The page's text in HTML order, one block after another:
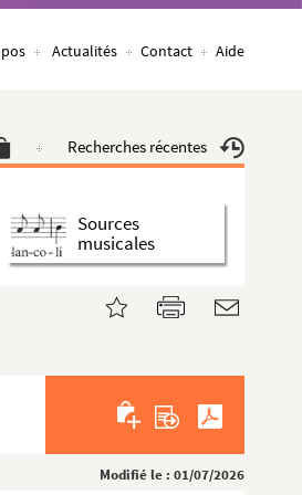
Actualités Contact Aide
Recherches récentes
Sources
musicales
Modifié le : 01/07/2026